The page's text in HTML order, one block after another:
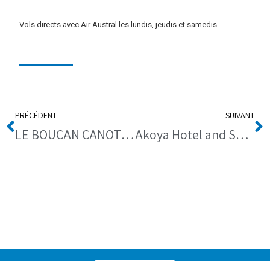
Vols directs avec Air Austral les lundis, jeudis et samedis.
PRÉCÉDENT
LE BOUCAN CANOT 4*
SUIVANT
Akoya Hotel and Spa 5* (GB)